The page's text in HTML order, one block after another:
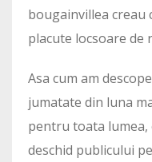
bougainvillea creau
placute locsoare de
Asa cum am
jumatate din luna
pentru toata lumea,
deschid publicului